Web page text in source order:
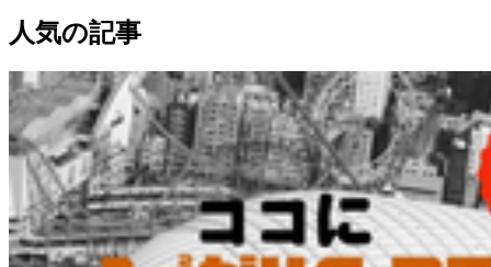
人気の記事